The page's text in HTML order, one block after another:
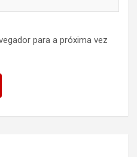
para a próxima vez